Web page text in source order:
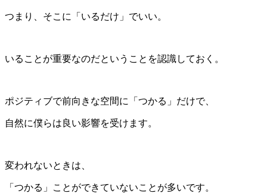
つまり、そこに「いるだけ」でいい。
いることが重要なのだということを認識しておく。
ポジティブで前向きな空間に「つかる」だけで、
自然に僕らは良い影響を受けます。
変われないときは、
「つかる」ことができていないことが多いです。